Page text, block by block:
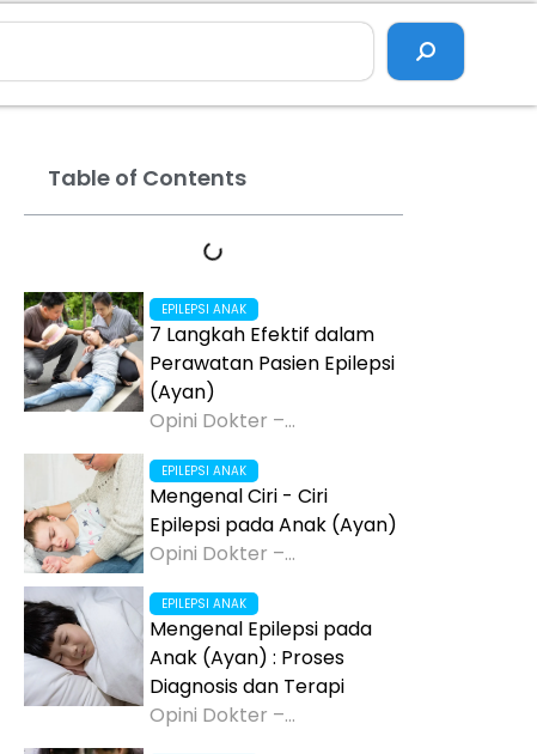
Table of Contents
EPILEPSI ANAK
7 Langkah Efektif dalam
Perawatan Pasien Epilepsi
(Ayan)
Opini Dokter –...
EPILEPSI ANAK
Mengenal Ciri - Ciri
Epilepsi pada Anak (Ayan)
Opini Dokter –...
EPILEPSI ANAK
Mengenal Epilepsi pada
Anak (Ayan) : Proses
Diagnosis dan Terapi
Opini Dokter –...